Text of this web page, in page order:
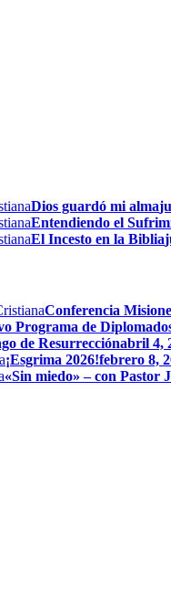
Dios guardó mi alma
Entendiendo el
El Incesto en la Biblia
Conferencia
Programa de
de Resurrecciónabril 4,
¡Esgrima 2026!febrero 8,
«Sin miedo» – con Pastor